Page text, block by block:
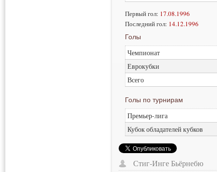
Первый гол: 17.08.1996
Последний гол: 14.12.1996
Голы
Чемпионат
Еврокубки
Всего
Голы по турнирам
Премьер-лига
Кубок обладателей кубков
Стиг-Инге Бьёрнебю